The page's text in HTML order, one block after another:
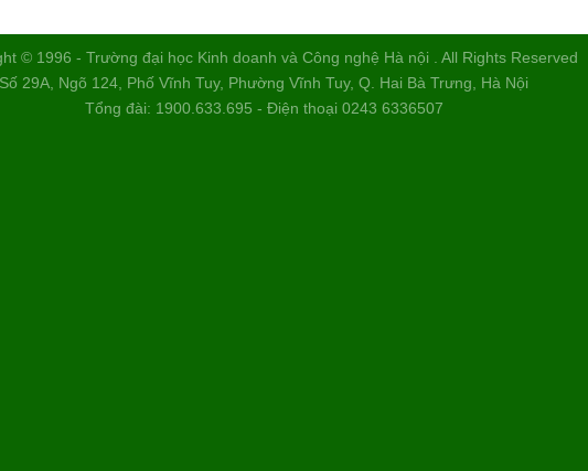
© 1996 - Trường đại học Kinh doanh và Công nghệ Hà nội . All Rights Reserved
Số 29A, Ngõ 124, Phố Vĩnh Tuy, Phường Vĩnh Tuy, Q. Hai Bà Trưng, Hà Nội
Tổng đài: 1900.633.695 - Điện thoại 0243 6336507